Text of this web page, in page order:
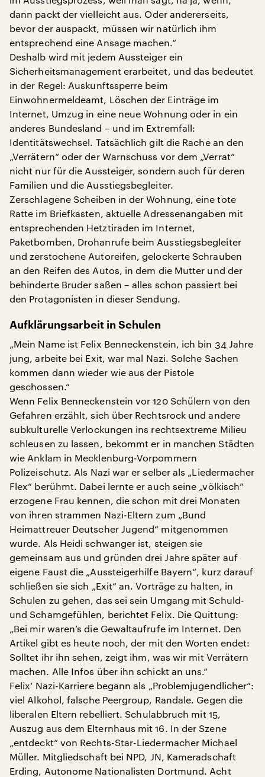
dann packt der vielleicht aus. Oder andererseits,
bevor der auspackt, müssen wir natürlich ihm
entsprechend eine Ansage machen.“
Deshalb wird mit jedem Aussteiger ein
Sicherheitsmanagement erarbeitet, und das bedeutet
in der Regel: Auskunftssperre beim
Einwohnermeldeamt, Löschen der Einträge im
Internet, Umzug in eine neue Wohnung oder in ein
anderes Bundesland – und im Extremfall:
Identitätswechsel. Tatsächlich gilt die Rache an den
„Verrätern“ oder der Warnschuss vor dem „Verrat“
nicht nur für die Aussteiger, sondern auch für deren
Familien und die Ausstiegsbegleiter.
Zerschlagene Scheiben in der Wohnung, eine tote
Ratte im Briefkasten, aktuelle Adressenangaben mit
entsprechenden Hetztiraden im Internet,
Paketbomben, Drohanrufe beim Ausstiegsbegleiter
und zerstochene Autoreifen, gelockerte Schrauben
an den Reifen des Autos, in dem die Mutter und der
behinderte Bruder saßen – alles schon passiert bei
den Protagonisten in dieser Sendung.
Aufklärungsarbeit in Schulen
„Mein Name ist Felix Benneckenstein, ich bin 34 Jahre
jung, arbeite bei Exit, war mal Nazi. Solche Sachen
kommen dann wieder wie aus der Pistole
geschossen.“
Wenn Felix Benneckenstein vor 120 Schülern von den
Gefahren erzählt, sich über Rechtsrock und andere
subkulturelle Verlockungen ins rechtsextreme Milieu
schleusen zu lassen, bekommt er in manchen Städten
wie Anklam in Mecklenburg-Vorpommern
Polizeischutz. Als Nazi war er selber als „Liedermacher
Flex“ berühmt. Dabei lernte er auch seine „völkisch“
erzogene Frau kennen, die schon mit drei Monaten
von ihren strammen Nazi-Eltern zum „Bund
Heimattreuer Deutscher Jugend“ mitgenommen
wurde. Als Heidi schwanger ist, steigen sie
gemeinsam aus und gründen drei Jahre später auf
eigene Faust die „Aussteigerhilfe Bayern“, kurz darauf
schließen sie sich „Exit“ an. Vorträge zu halten, in
Schulen zu gehen, das sei sein Umgang mit Schuld-
und Schamgefühlen, berichtet Felix. Die Quittung:
„Bei mir waren’s die Gewaltaufrufe im Internet. Den
Artikel gibt es heute noch, der mit den Worten endet:
Solltet ihr ihn sehen, zeigt ihm, was wir mit Verrätern
machen. Alle Infos über ihn schickt an uns.“
Felix‘ Nazi-Karriere begann als „Problemjugendlicher“:
viel Alkohol, falsche Peergroup, Randale. Gegen die
liberalen Eltern rebelliert. Schulabbruch mit 15,
Auszug aus dem Elternhaus mit 16. In der Szene
„entdeckt“ von Rechts-Star-Liedermacher Michael
Müller. Mitgliedschaft bei NPD, JN, Kameradschaft
Erding, Autonome Nationalisten Dortmund. Acht